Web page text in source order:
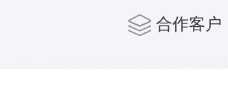
合作客户